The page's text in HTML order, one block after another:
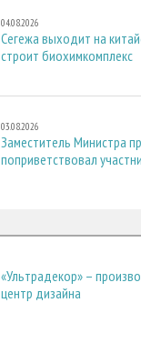
04.08.2026
Сегежа выходит на
строит биохимкомплекс
03.08.2026
Заместитель Министра
поприветствовал
«Ультрадекор» –
центр дизайна